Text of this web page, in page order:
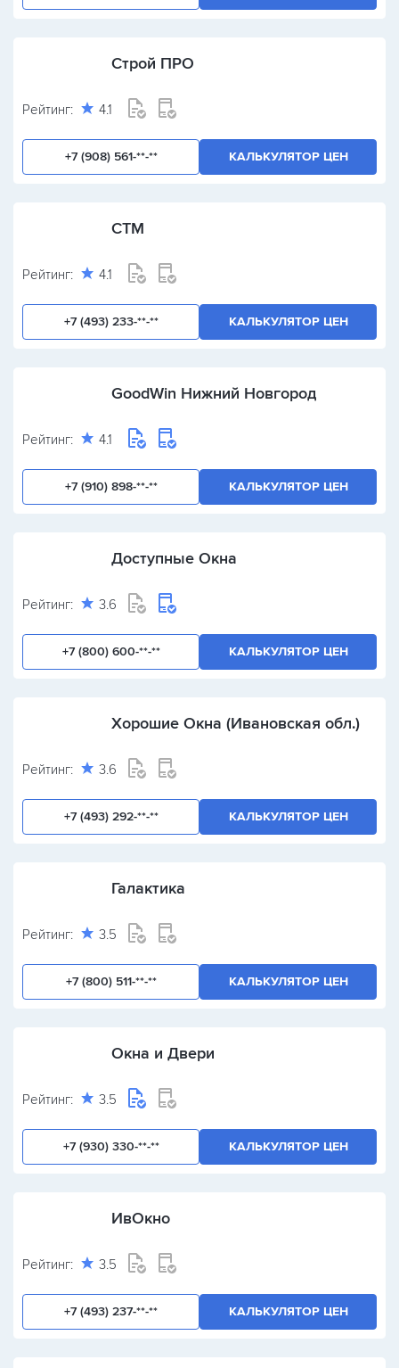
Строй ПРО
Рейтинг: 4.1
+7 (908) 561-**-** КАЛЬКУЛЯТОР ЦЕН
СТМ
Рейтинг: 4.1
+7 (493) 233-**-** КАЛЬКУЛЯТОР ЦЕН
GoodWin Нижний Новгород
Рейтинг: 4.1
+7 (910) 898-**-** КАЛЬКУЛЯТОР ЦЕН
Доступные Окна
Рейтинг: 3.6
+7 (800) 600-**-** КАЛЬКУЛЯТОР ЦЕН
Хорошие Окна (Ивановская обл.)
Рейтинг: 3.6
+7 (493) 292-**-** КАЛЬКУЛЯТОР ЦЕН
Галактика
Рейтинг: 3.5
+7 (800) 511-**-** КАЛЬКУЛЯТОР ЦЕН
Окна и Двери
Рейтинг: 3.5
+7 (930) 330-**-** КАЛЬКУЛЯТОР ЦЕН
ИвОкно
Рейтинг: 3.5
+7 (493) 237-**-** КАЛЬКУЛЯТОР ЦЕН